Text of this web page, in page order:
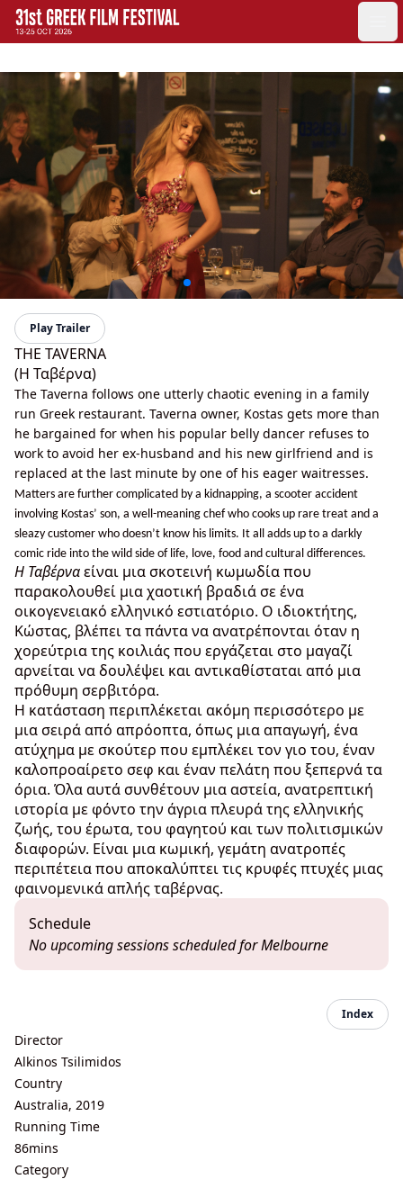
GFF
Greek Film Festival:
Play Trailer
THE TAVERNA
(Η Ταβέρνα)
The Taverna follows one utterly chaotic evening in a family
run Greek restaurant. Taverna owner, Kostas gets more than
he bargained for when his popular belly dancer refuses to
work to avoid her ex-husband and his new girlfriend and is
replaced at the last minute by one of his eager waitresses.
Matters are further complicated by a kidnapping, a scooter accident
involving Kostas’ son, a well-meaning chef who cooks up rare treat and a
sleazy customer who doesn’t know his limits. It all adds up to a darkly
comic ride into the wild side of life, love, food and cultural differences.
Η Ταβέρναείναι μια σκοτεινή κωμωδία που
παρακολουθεί μια χαοτική βραδιά σε ένα
οικογενειακό ελληνικό εστιατόριο. Ο ιδιοκτήτης,
Κώστας, βλέπει τα πάντα να ανατρέπονται όταν η
χορεύτρια της κοιλιάς που εργάζεται στο μαγαζί
αρνείται να δουλέψει και αντικαθίσταται από μια
πρόθυμη σερβιτόρα.
Η κατάσταση περιπλέκεται ακόμη περισσότερο με
μια σειρά από απρόοπτα, όπως μια απαγωγή, ένα
ατύχημα με σκούτερ που εμπλέκει τον γιο του, έναν
καλοπροαίρετο σεφ και έναν πελάτη που ξεπερνά τα
όρια. Όλα αυτά συνθέτουν μια αστεία, ανατρεπτική
ιστορία με φόντο την άγρια πλευρά της ελληνικής
ζωής, του έρωτα, του φαγητού και των πολιτισμικών
διαφορών. Είναι μια κωμική, γεμάτη ανατροπές
περιπέτεια που αποκαλύπτει τις κρυφές πτυχές μιας
φαινομενικά απλής ταβέρνας.
Schedule
No upcoming sessions scheduled for Melbourne
Index
Director
Alkinos Tsilimidos
Country
Australia, 2019
Running Time
86mins
Category